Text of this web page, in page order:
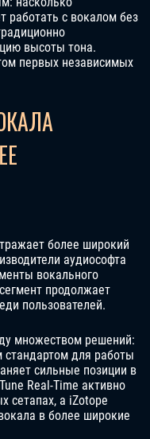
работать с вокалом без
высоты тона.
первых независимых
более широкий
аудиософта
вокального
продолжает
пользователей.
множеством решений:
стандартом для работы
сильные позиции в
Real-Time активно
сетапах, а iZotope
в более широкие